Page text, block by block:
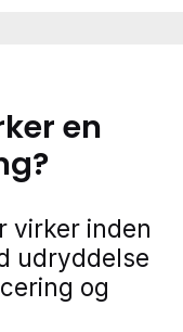
en
virker inden
udryddelse
og